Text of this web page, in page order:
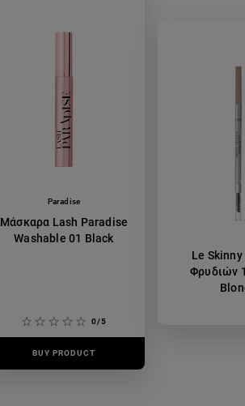
Paradise
Μάσκαρα Lash Paradise
Washable 01 Black
0/5
BUY PRODUCT
Le
Φρυδιών